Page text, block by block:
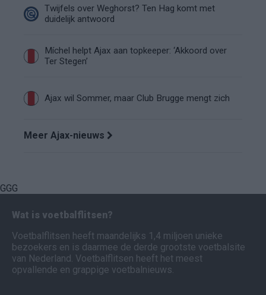
Twijfels over Weghorst? Ten Hag komt met
duidelijk antwoord
Míchel helpt Ajax aan topkeeper: ‘Akkoord over
Ter Stegen’
Ajax wil Sommer, maar Club Brugge mengt zich
Meer Ajax-nieuws
GGG
Wat is voetbalflitsen?
Voetbalflitsen heeft maandelijks 1,4 miljoen unieke
bezoekers en is daarmee de derde grootste voetbalsite
van Nederland. Voetbalflitsen heeft het meest
opvallende en grappige voetbalnieuws.